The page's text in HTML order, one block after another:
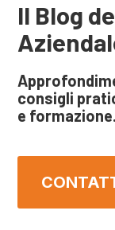
Il Blog
consigli
e formazione.